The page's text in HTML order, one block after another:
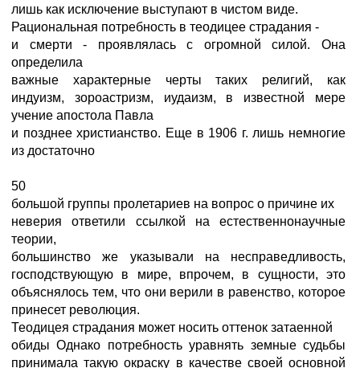
лишь как исключение выступают в чистом виде.
Рациональная потребность в теодицее страдания -
и смерти - проявлялась с огромной силой. Она
определила
важные характерные черты таких религий, как
индуизм, зороастризм, иудаизм, в известной мере
учение апостола Павла
и позднее христианство. Еще в 1906 г. лишь немногие
из достаточно
50
большой группы пролетариев на вопрос о причине их
неверия ответили ссылкой на естественнонаучные
теории,
большинство же указывали на несправедливость,
господствующую в мире, впрочем, в сущности, это
объяснялось тем, что они верили в равенство, которое
принесет революция.
Теодицея страдания может носить оттенок затаенной
обиды Однако потребность уравнять земные судьбы
принимала такую окраску в качестве своей основной